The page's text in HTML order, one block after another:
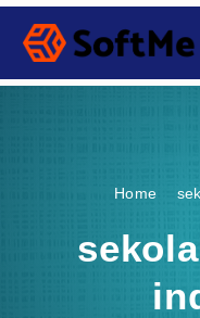
S
p
Home